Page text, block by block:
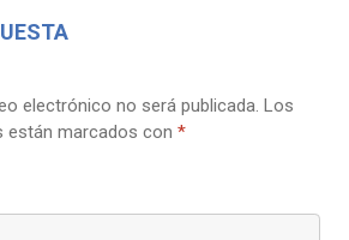
electrónico no será publicada. Los
están marcados con *